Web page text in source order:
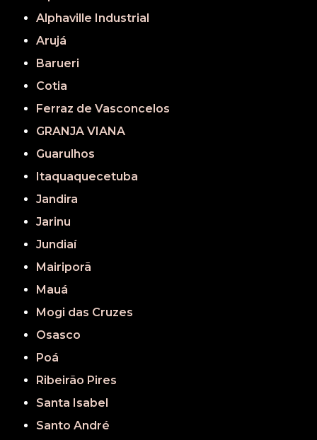
Alphaville Industrial
Arujá
Barueri
Cotia
Ferraz de Vasconcelos
GRANJA VIANA
Guarulhos
Itaquaquecetuba
Jandira
Jarinu
Jundiaí
Mairiporã
Mauá
Mogi das Cruzes
Osasco
Poá
Ribeirão Pires
Santa Isabel
Santo André